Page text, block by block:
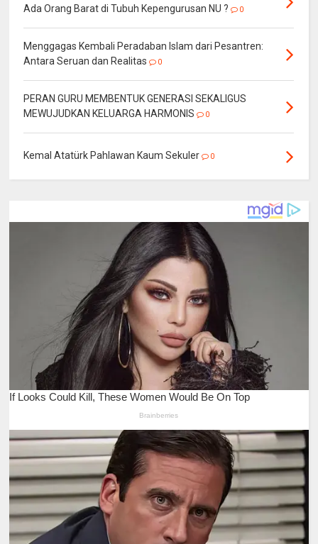
Ada Orang Barat di Tubuh Kepengurusan NU ?
0
Menggagas Kembali Peradaban Islam dari Pesantren:
Antara Seruan dan Realitas
0
PERAN GURU MEMBENTUK GENERASI SEKALIGUS
MEWUJUDKAN KELUARGA HARMONIS
0
Kemal Atatürk Pahlawan Kaum Sekuler 0